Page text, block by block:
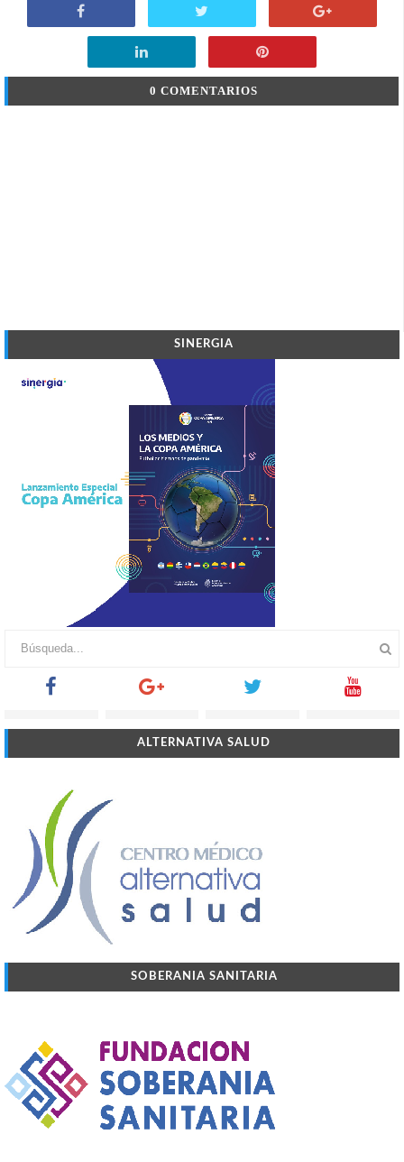
0 COMENTARIOS
SINERGIA
ALTERNATIVA SALUD
SOBERANIA SANITARIA